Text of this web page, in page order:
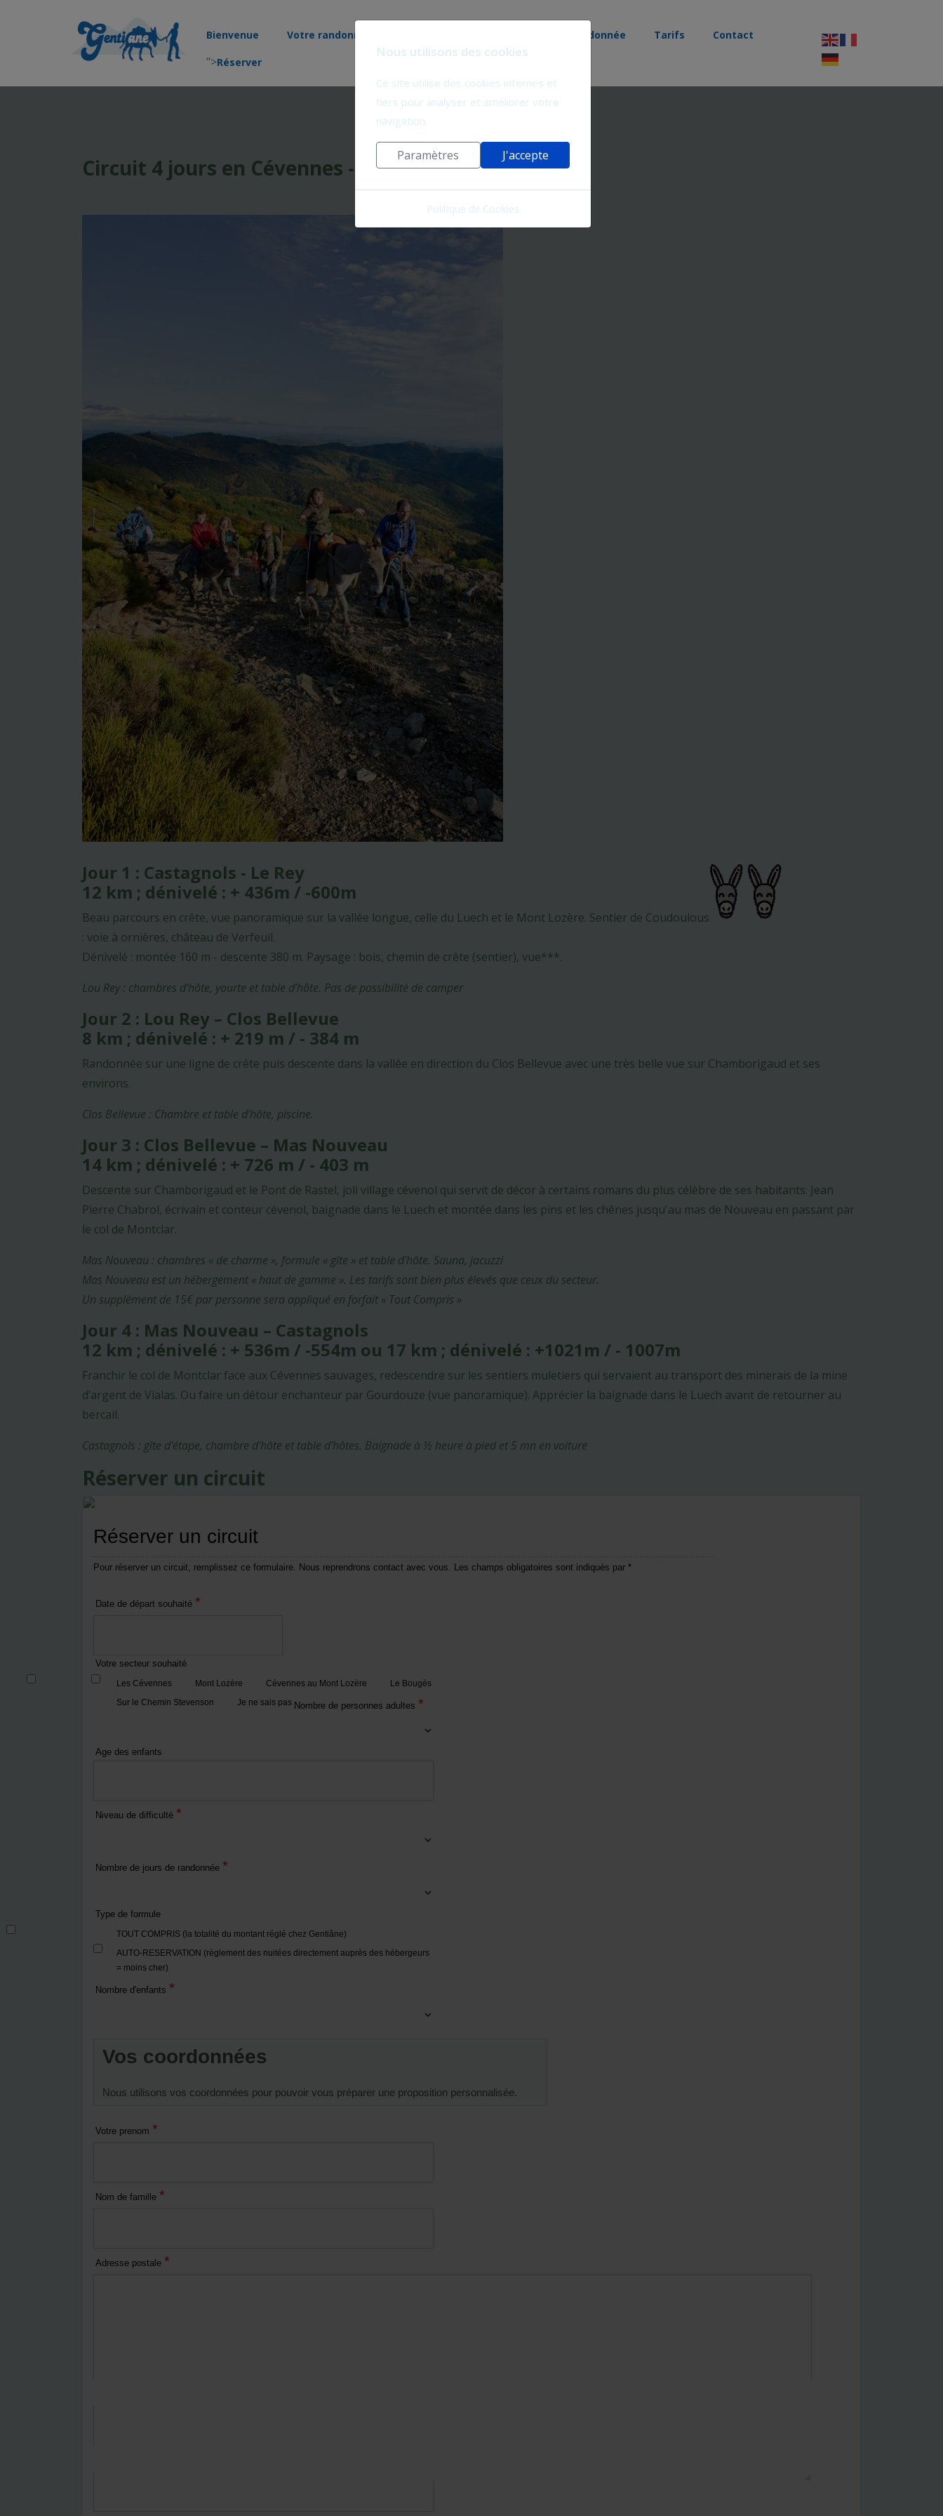
Bienvenue Votre randonnée Territoire de randonnée Tarifs Contact
">Réserver
Circuit 4 jours en Cévennes - 4C-13
Jour 1 : Castagnols - Le Rey
12 km ; dénivelé : + 436m / -600m
Beau parcours en crête, vue panoramique sur la vallée longue, celle du Luech et le Mont Lozère. Sentier de Coudoulous
: voie à ornières, château de Verfeuil.
Dénivelé : montée 160 m - descente 380 m. Paysage : bois, chemin de crête (sentier), vue***.
Lou Rey : chambres d’hôte, yourte et table d’hôte. Pas de possibilité de camper
Jour 2 : Lou Rey – Clos Bellevue
8 km ; dénivelé : + 219 m / - 384 m
Randonnée sur une ligne de crête puis descente dans la vallée en direction du Clos Bellevue avec une très belle vue sur Chamborigaud et ses
environs.
Clos Bellevue : Chambre et table d’hôte, piscine.
Jour 3 : Clos Bellevue – Mas Nouveau
14 km ; dénivelé : + 726 m / - 403 m
Descente sur Chamborigaud et le Pont de Rastel, joli village cévenol qui servit de décor à certains romans du plus célèbre de ses habitants: Jean
Pierre Chabrol, écrivain et conteur cévenol, baignade dans le Luech et montée dans les pins et les chênes jusqu'au mas de Nouveau en passant par
le col de Montclar.
Mas Nouveau : chambres « de charme », formule « gîte » et table d'hôte. Sauna, jacuzzi
Mas Nouveau est un hébergement « haut de gamme ». Les tarifs sont bien plus élevés que ceux du secteur.
Un supplément de 15€ par personne sera appliqué en forfait « Tout Compris »
Jour 4 : Mas Nouveau – Castagnols
12 km ; dénivelé : + 536m / -554m ou 17 km ; dénivelé : +1021m / - 1007m
Franchir le col de Montclar face aux Cévennes sauvages, redescendre sur les sentiers muletiers qui servaient au transport des minerais de la mine
d’argent de Vialas. Ou faire un détour enchanteur par Gourdouze (vue panoramique). Apprécier la baignade dans le Luech avant de retourner au
bercail.
Castagnols : gîte d'étape, chambre d’hôte et table d'hôtes. Baignade à ½ heure à pied et 5 mn en voiture
Réserver un circuit
Réserver un circuit
Pour réserver un circuit, remplissez ce formulaire. Nous reprendrons contact avec vous. Les champs obligatoires sont indiqués par *
Date de départ souhaité *
Votre secteur souhaité
Les Cévennes Mont Lozère Cévennes au Mont Lozère
Le Bougès
Sur le Chemin Stevenson
Je ne sais pas Nombre de personnes adultes *
Age des enfants
Niveau de difficulté *
Nombre de jours de randonnée *
Type de formule
TOUT COMPRIS (la totalité du montant réglé chez Gentiâne)
AUTO-RESERVATION (règlement des nuitées directement auprès des hébergeurs
= moins cher)
Nombre d'enfants *
Vos coordonnées
Nous utilisons vos coordonnées pour pouvoir vous préparer une proposition personnalisée.
Votre prenom *
Nom de famille *
Adresse postale *
Nous utilisons des cookies
Ce site utilise des cookies internes et
tiers pour analyser et améliorer votre
navigation.
Paramètres J'accepte
Politique de Cookies